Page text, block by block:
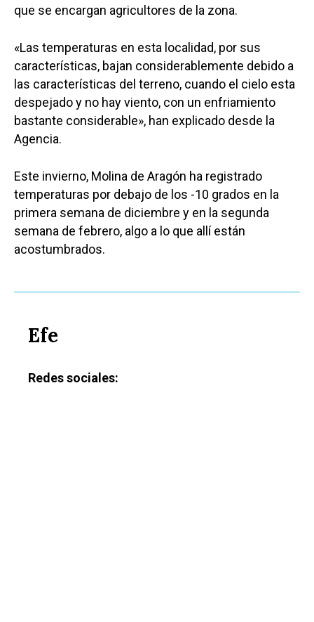
que se encargan agricultores de la zona.
«Las temperaturas en esta localidad, por sus
características, bajan considerablemente debido a
las características del terreno, cuando el cielo esta
despejado y no hay viento, con un enfriamiento
bastante considerable», han explicado desde la
Agencia.
Este invierno, Molina de Aragón ha registrado
temperaturas por debajo de los -10 grados en la
primera semana de diciembre y en la segunda
semana de febrero, algo a lo que allí están
acostumbrados.
Efe
Redes sociales: